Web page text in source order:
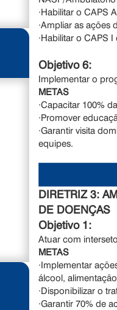
·Habilitar o CAPS
·Ampliar as
·Habilitar o CAPS
Objetivo 6:
Implementar o
METAS
·Capacitar 100%
·Promover
·Garantir visita
equipes.
DIRETRIZ 3:
DE DOENÇAS
Objetivo 1:
Atuar com
METAS
·Implementar
álcool,
·Disponibilizar o
·Garantir 70% de